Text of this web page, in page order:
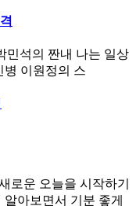
민석의 짠내 나는 일상
병 이원정의 스
로운 오늘을 시작하기
아보면서 기분 좋게